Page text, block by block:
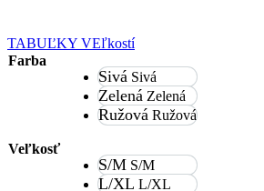
TABUĽKY VEľkostí
Farba
Sivá Sivá
Zelená Zelená
Ružová Ružová
Veľkosť
S/M S/M
L/XL L/XL